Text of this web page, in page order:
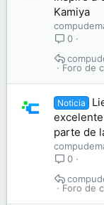
Kamiya
0
Foro de
Noticia
parte de
0
Foro de